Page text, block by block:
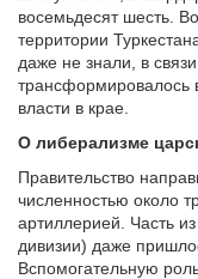
восемьдесят шесть.
территории
даже не знали, в
трансформировалось
власти в крае.
О либерализме
Правительство
численностью около
артиллерией. Часть
дивизии) даже
Вспомогательную